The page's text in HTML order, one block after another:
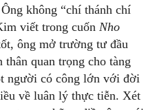
không “chí thánh chí
viết trong cuốnNho
ông mở trường tư đầu
quan trọng cho tàng
người có công lớn với đời
về luân lý thực tiễn. Xét